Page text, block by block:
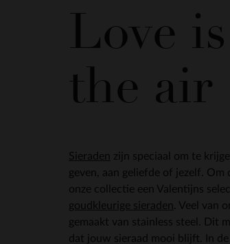
Love
the air
Sieraden zijn speciaal om te
geven, aan geliefde of jezelf.
onze collectie een Valentijns
goudkleurige sieraden . Veel van
gemaakt van stainless steel. Dit
dat jouw sieraad mooi blijft. In